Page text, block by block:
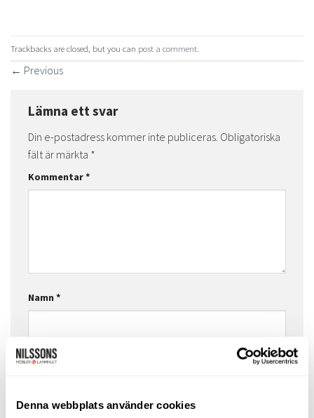
Denna webbplats använder cookies
Trackbacks are closed, but you can post a comment
← Previous
Lämna ett svar
Din e-postadress kommer inte publiceras. Obligatoriska
fält är märkta *
Kommentar*
Namn*
E-postadress